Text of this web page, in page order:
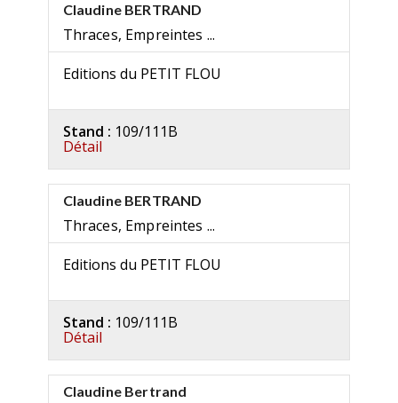
Claudine BERTRAND
Thraces, Empreintes ...
Editions du PETIT FLOU
Stand : 109/111B
Détail
Claudine BERTRAND
Thraces, Empreintes ...
Editions du PETIT FLOU
Stand : 109/111B
Détail
Claudine Bertrand